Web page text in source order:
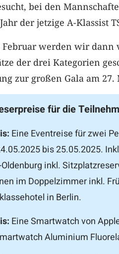
bei den
der jetzige A-Klassist
werden wir dann
der drei Kategorien
zur großen Gala am
für die
Eine Eventreise für zwei
bis 25.05.2025.
inkl.
im Doppelzimmer inkl.
in Berlin.
Eine Smartwatch von
Aluminium